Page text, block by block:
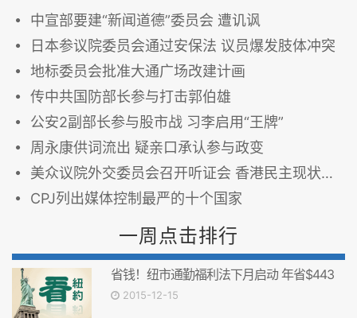
中宣部要建“新闻道德”委员会 遭讥讽
日本参议院委员会通过安保法 议员爆发肢体冲突
地标委员会批准大通广场改建计画
传中共国防部长参与打击郭伯雄
公安2副部长参与股市战 习李启用“王牌”
周永康供词流出 疑亲口承认参与政变
美众议院外交委员会召开听证会 香港民主现状成焦点
CPJ列出媒体控制最严的十个国家
一周点击排行
省钱！纽市通勤福利法下月启动 年省$443
2015-12-15